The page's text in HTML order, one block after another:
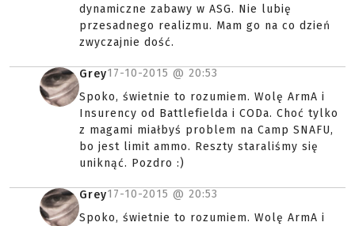
dynamiczne zabawy w ASG. Nie lubię
przesadnego realizmu. Mam go na co dzień
zwyczajnie dość.
Grey17-10-2015 @ 20:53
Spoko, świetnie to rozumiem. Wolę ArmA i
Insurency od Battlefielda i CODa. Choć tylko
z magami miałbyś problem na Camp SNAFU,
bo jest limit ammo. Reszty staraliśmy się
uniknąć. Pozdro :)
Grey17-10-2015 @ 20:53
Spoko, świetnie to rozumiem. Wolę ArmA i